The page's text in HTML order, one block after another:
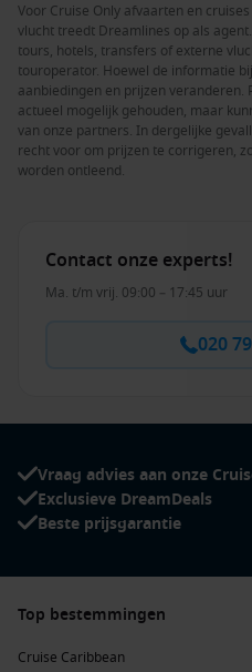
Voor Cruise Only afvaarten en
vlucht treedt Dreamlines op als
tours, hotels, transfers of externe
touroperator. Hoewel de informatie
aanbiedingen en prijzen veranderen.
actueel mogelijk gehouden, maar
van onze partners. In dergelijke
recht voor om prijzen te corrigeren,
worden ontleend.
Contact onze experts!
Ma. t/m vrij. 09:00 – 17:45 uur
020
Vraag advies aan onze
Exclusieve DreamDeals
Beste prijsgarantie
Top bestemmingen
Cruise Caribbean